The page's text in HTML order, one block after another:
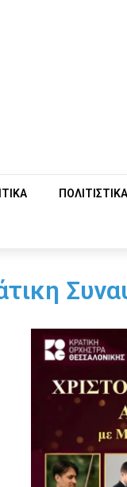
ΠΟΛΙΤΙΣΤΙΚΑ